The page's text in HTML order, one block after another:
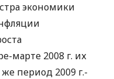
экономики
марте 2008 г. их
же период 2009 г.-